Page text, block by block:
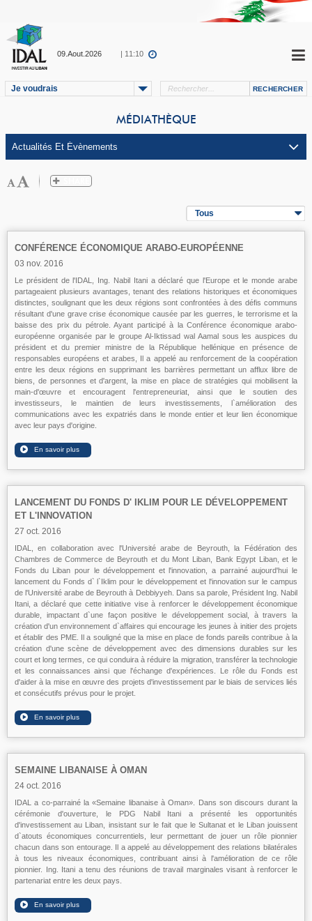
09.Aout.2026 | 11:10
Je voudrais
MÉDIATHÈQUE
Tous
CONFÉRENCE ÉCONOMIQUE ARABO-EUROPÉENNE
03 nov. 2016
Le président de l'IDAL, Ing. Nabil Itani a déclaré que l'Europe et le monde arabe
partageaient plusieurs avantages, tenant des relations historiques et économiques
distinctes, soulignant que les deux régions sont confrontées à des défis communs
résultant d'une grave crise économique causée par les guerres, le terrorisme et la
baisse des prix du pétrole. Ayant participé à la Conférence économique arabo-
européenne organisée par le groupe Al-Iktissad wal Aamal sous les auspices du
président et du premier ministre de la République hellénique en présence de
responsables européens et arabes, Il a appelé au renforcement de la coopération
entre les deux régions en supprimant les barrières permettant un afflux libre de
biens, de personnes et d'argent, la mise en place de stratégies qui mobilisent la
main-d'œuvre et encouragent l'entrepreneuriat, ainsi que le soutien des
investisseurs, le maintien de leurs investissements, l`amélioration des
communications avec les expatriés dans le monde entier et leur lien économique
avec leur pays d'origine.
LANCEMENT DU FONDS D' IKLIM POUR LE DÉVELOPPEMENT
ET L'INNOVATION
27 oct. 2016
IDAL, en collaboration avec l'Université arabe de Beyrouth, la Fédération des
Chambres de Commerce de Beyrouth et du Mont Liban, Bank Egypt Liban, et le
Fonds du Liban pour le développement et l'innovation, a parrainé aujourd'hui le
lancement du Fonds d` l`Iklim pour le développement et l'innovation sur le campus
de l'Université arabe de Beyrouth à Debbiyyeh. Dans sa parole, Président Ing. Nabil
Itani, a déclaré que cette initiative vise à renforcer le développement économique
durable, impactant d`une façon positive le développement social, à travers la
création d'un environnement d`affaires qui encourage les jeunes à initier des projets
et établir des PME. Il a souligné que la mise en place de fonds pareils contribue à la
création d'une scène de développement avec des dimensions durables sur les
court et long termes, ce qui conduira à réduire la migration, transférer la technologie
et les connaissances ainsi que l'échange d'expériences. Le rôle du Fonds est
d'aider à la mise en œuvre des projets d'investissement par le biais de services liés
et consécutifs prévus pour le projet.
SEMAINE LIBANAISE À OMAN
24 oct. 2016
IDAL a co-parrainé la «Semaine libanaise à Oman». Dans son discours durant la
cérémonie d'ouverture, le PDG Nabil Itani a présenté les opportunités
d'investissement au Liban, insistant sur le fait que le Sultanat et le Liban jouissent
d`atouts économiques concurrentiels, leur permettant de jouer un rôle pionnier
chacun dans son entourage. Il a appelé au développement des relations bilatérales
à tous les niveaux économiques, contribuant ainsi à l'amélioration de ce rôle
pionnier. Ing. Itani a tenu des réunions de travail marginales visant à renforcer le
partenariat entre les deux pays.